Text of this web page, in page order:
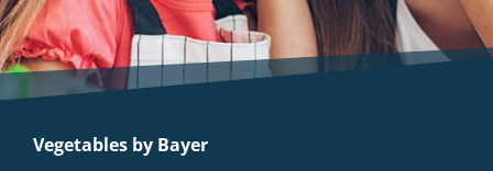
Vegetables by Bayer